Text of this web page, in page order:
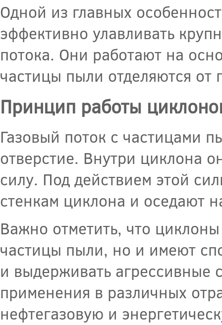
Одной из главных
эффективно улавливать
потока. Они работают на
частицы пыли отделяются
Принцип работы
Газовый поток с частицами
отверстие. Внутри циклона
силу. Под действием этой
стенкам циклона и оседают
Важно отметить, что
частицы пыли, но и имеют
и выдерживать агрессивные
применения в различных
нефтегазовую и